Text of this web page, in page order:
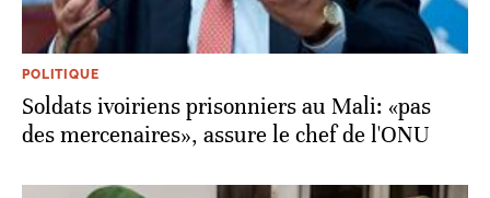
POLITIQUE
Soldats ivoiriens prisonniers au Mali: «pas
des mercenaires», assure le chef de l'ONU